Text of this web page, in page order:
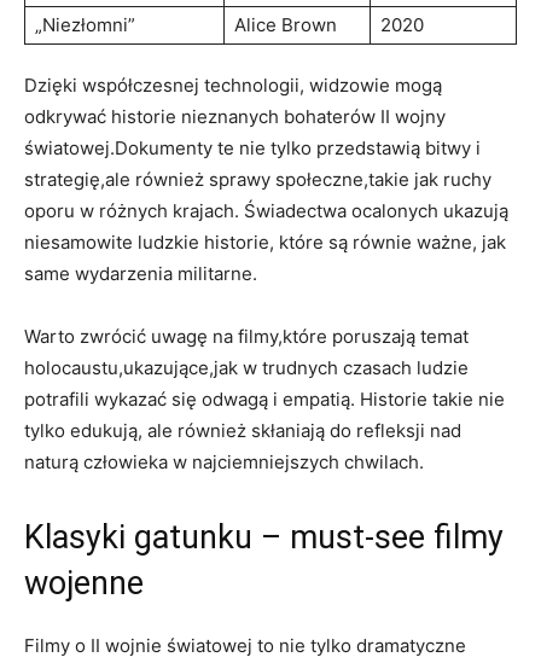
„Niezłomni”
Alice Brown 2020
Dzięki współczesnej technologii, widzowie mogą
odkrywać historie nieznanych bohaterów II wojny
światowej.Dokumenty te nie tylko przedstawią bitwy i
strategię,ale również sprawy społeczne,takie jak ruchy
oporu w różnych krajach. Świadectwa ocalonych ukazują
niesamowite ludzkie historie, które są równie ważne, jak
same wydarzenia militarne.
Warto zwrócić uwagę na filmy,które poruszają temat
holocaustu,ukazujące,jak w trudnych czasach ludzie
potrafili wykazać się odwagą i empatią. Historie takie nie
tylko edukują, ale również skłaniają do refleksji nad
naturą człowieka w najciemniejszych chwilach.
Klasyki gatunku – must-see filmy
wojenne
Filmy o II wojnie światowej to nie tylko dramatyczne